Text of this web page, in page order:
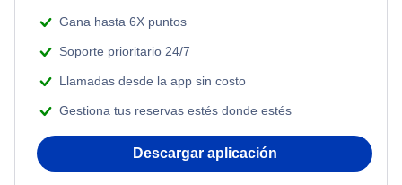
Flights from Nueva York to Estanbul
Flights from Nueva York to Mumbai
Flights from Shanghai to Nueva York
Gana hasta 6X puntos
Soporte prioritario 24/7
Llamadas desde la app sin costo
Gestiona tus reservas estés donde estés
Descargar aplicación